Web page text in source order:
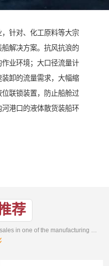
针对、化工原料等大宗
解决方案。抗风抗浪的
业环境；大口径流量计
卸的流量需求，大幅缩
联锁装置，防止船舱过
港口的液体散货装船环
荐